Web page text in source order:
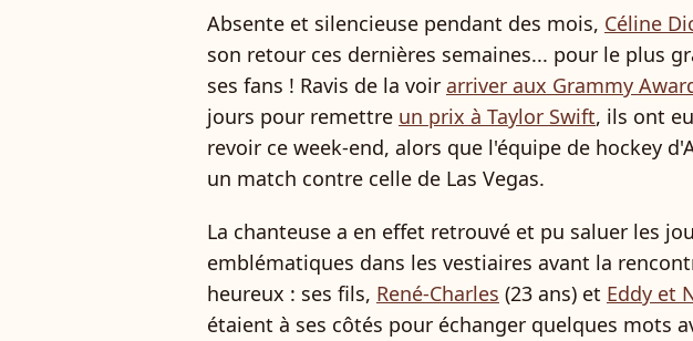
Absente et silencieuse pendant des mois, Céline
son retour ces dernières semaines... pour le plus
ses fans ! Ravis de la voir arriver aux Grammy
jours pour remettre un prix à Taylor Swift, ils ont
revoir ce week-end, alors que l'équipe de hockey
un match contre celle de Las Vegas.
La chanteuse a en effet retrouvé et pu saluer les
emblématiques dans les vestiaires avant la
heureux : ses fils, René-Charles (23 ans) et Eddy et
étaient à ses côtés pour échanger quelques mots